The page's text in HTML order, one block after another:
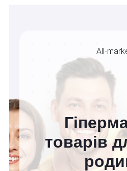
All-
товарів